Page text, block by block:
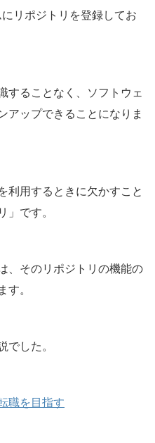
リポジトリを登録してお
することなく、ソフトウェ
アップできることになりま
利用するときに欠かすこと
」です。
、そのリポジトリの機能の
す。
でした。
職を目指す